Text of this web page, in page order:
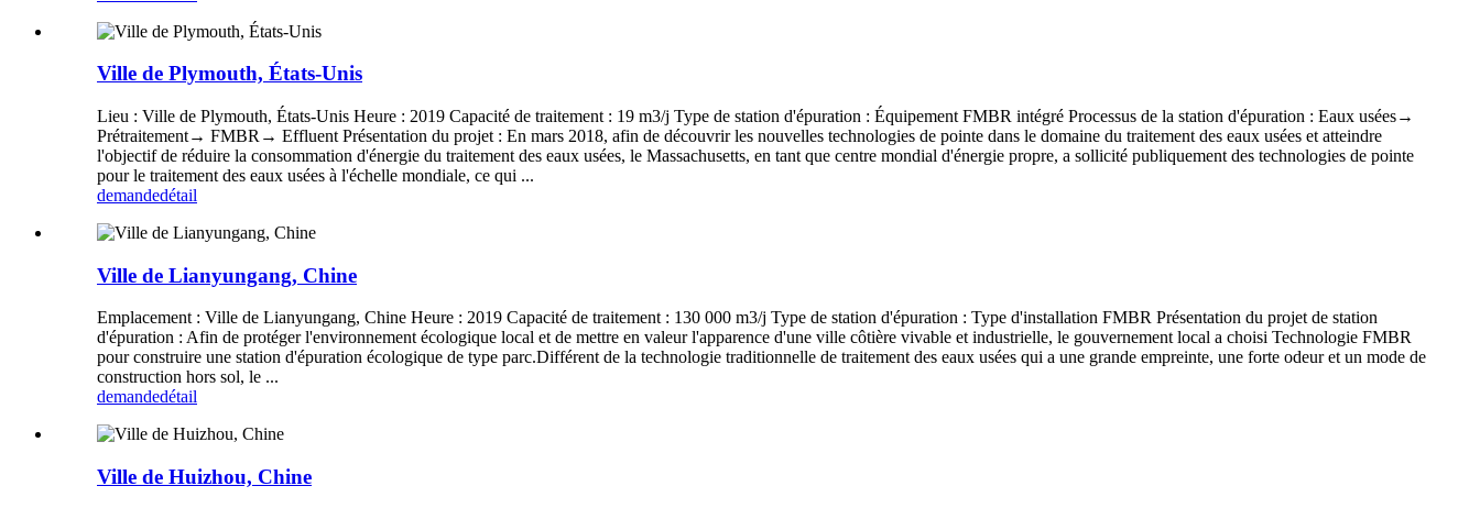
Ville de Plymouth, États-Unis
Lieu : Ville de Plymouth, États-Unis Heure : 2019 Capacité de traitement : 19 m3/j Type de station d'épuration : Équipement FMBR intégré Processus de la station d'épuration : Eaux usées→
Prétraitement→ FMBR→ Effluent Présentation du projet : En mars 2018, afin de découvrir les nouvelles technologies de pointe dans le domaine du traitement des eaux usées et atteindre
l'objectif de réduire la consommation d'énergie du traitement des eaux usées, le Massachusetts, en tant que centre mondial d'énergie propre, a sollicité publiquement des technologies de pointe
pour le traitement des eaux usées à l'échelle mondiale, ce qui ...
demandedétail
Ville de Lianyungang, Chine
Emplacement : Ville de Lianyungang, Chine Heure : 2019 Capacité de traitement : 130 000 m3/j Type de station d'épuration : Type d'installation FMBR Présentation du projet de station
d'épuration : Afin de protéger l'environnement écologique local et de mettre en valeur l'apparence d'une ville côtière vivable et industrielle, le gouvernement local a choisi Technologie FMBR
pour construire une station d'épuration écologique de type parc.Différent de la technologie traditionnelle de traitement des eaux usées qui a une grande empreinte, une forte odeur et un mode de
construction hors sol, le ...
demandedétail
Ville de Huizhou, Chine